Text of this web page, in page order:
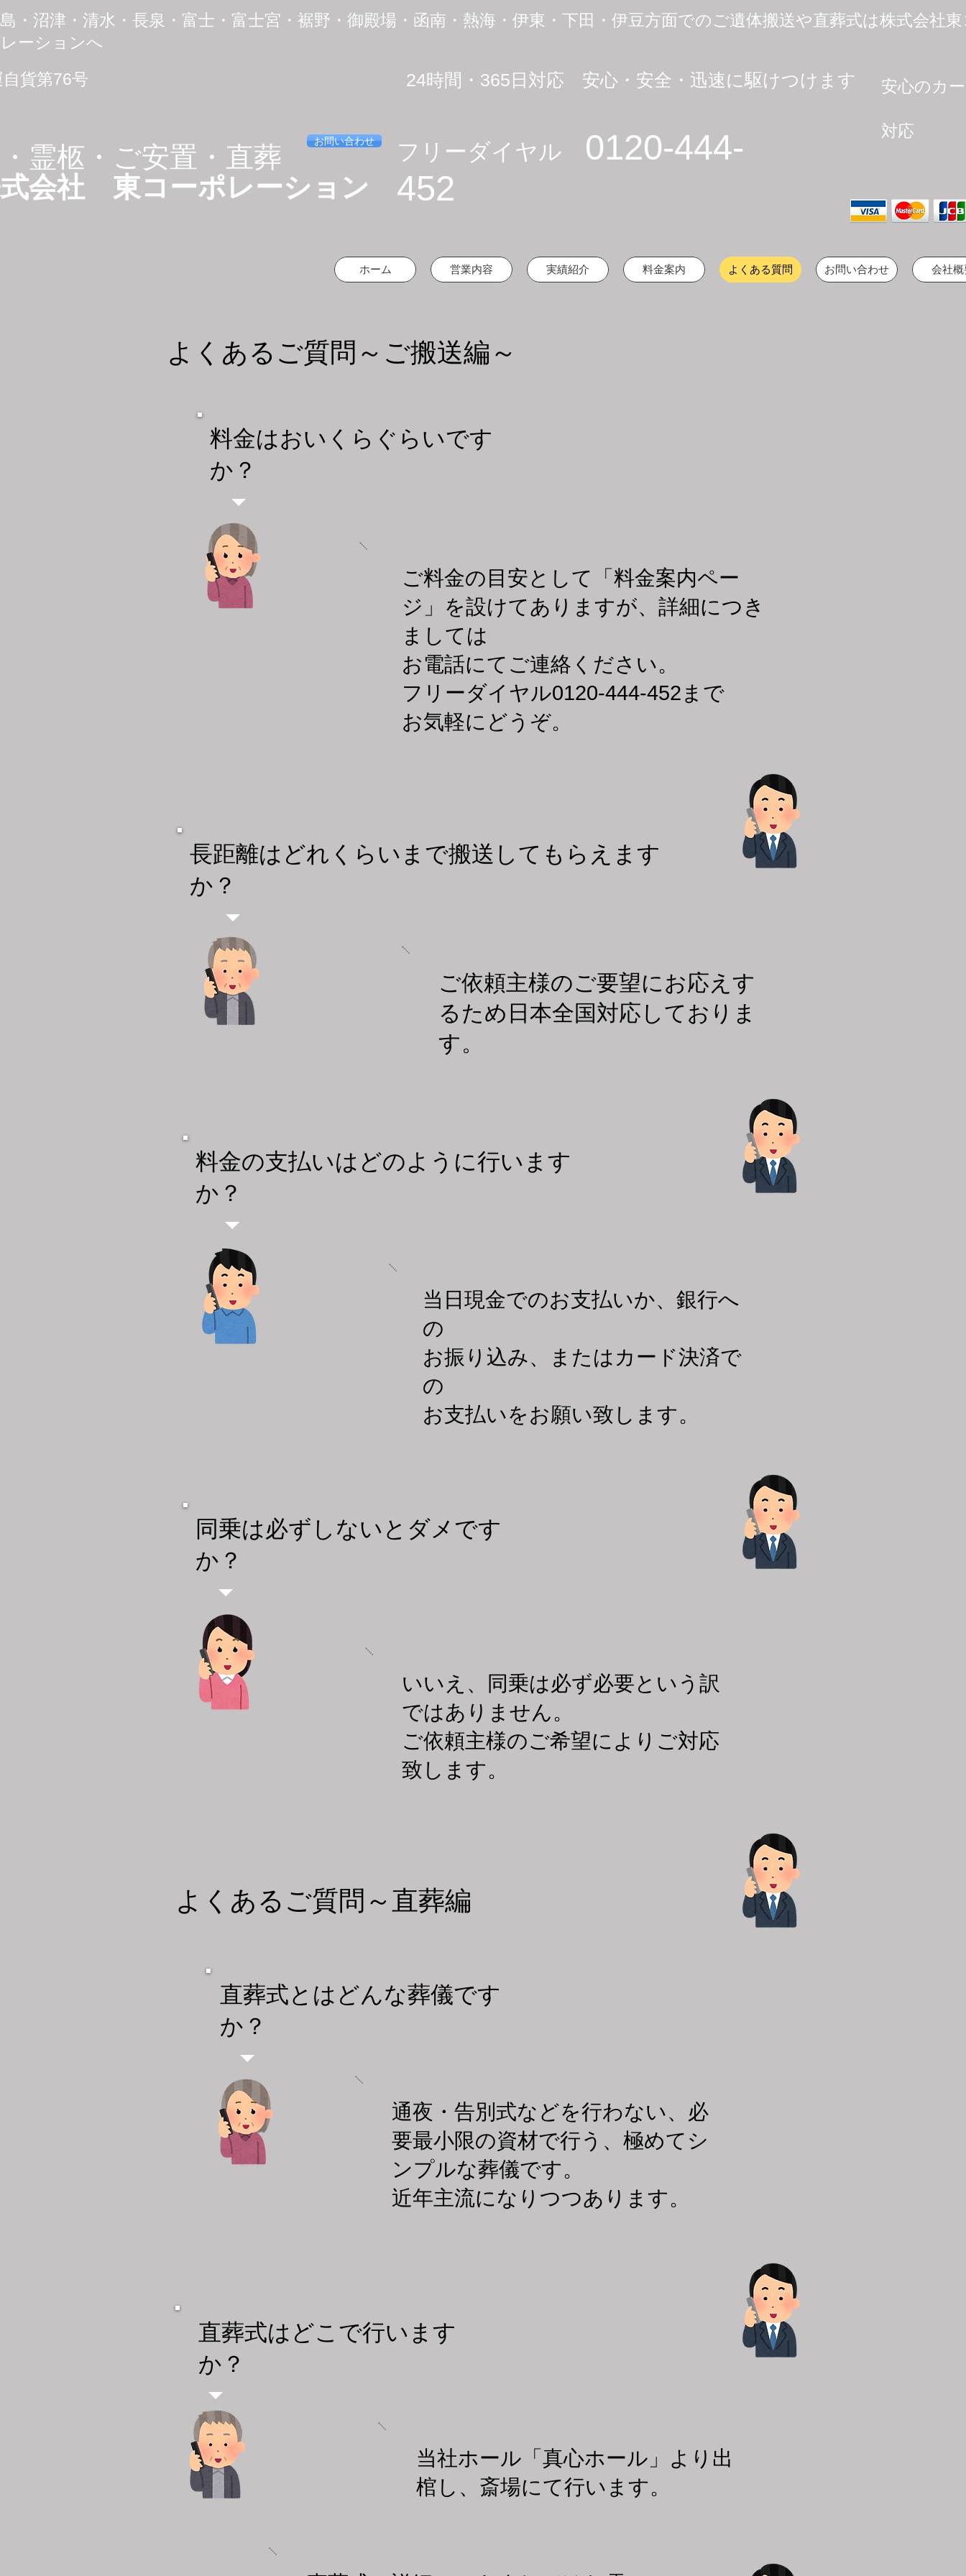
・沼津・清水・長泉・富士・富士宮・裾野・御殿場・函南・熱海・伊東・下田・伊豆方面でのご遺体搬送や直葬式は株式会社
ーションへ
貨第76号
​24時間・365日対応 安心・安全・迅速に駆けつけます
安心のカ
対応
霊柩・ご安置・直葬
会社 東コーポレーション
お問い合わせ ​フリーダイヤル 0120-444-
452
ホーム 営業内容 実績紹介 料金案内 よくある質問 お問い合わせ 会社概
​よくあるご質問～ご搬送編～
料金はおいくらぐらいです
か ​？
ご料金の目安として「料金案内ペー
ジ」を設けてありますが、詳細につき
ましては
お電話にてご連絡ください。
​フリーダイヤル0120-444-452まで
お気軽にどうぞ。
​長距離はどれくらいまで搬送してもらえます
か？
​ご依頼主様のご要望にお応えす
るため日本全国対応しておりま
す。
​料金の支払いはどのように行います
か？
​当日現金でのお支払いか、銀行へ
の
お振り込み、またはカード決済で
の
お支払いをお願い致します。
​同乗は必ずしないとダメです
か？
​いいえ、同乗は必ず必要という訳
ではありません。
ご依頼主様のご希望によりご対応
​致します。
​よくあるご質問～直葬編
​直葬式とはどんな葬儀です
か？
​通夜・告別式などを行わない、必
要最小限の資材で行う、極めてシ
ンプルな葬儀です。
​近年主流になりつつあります。
​直葬式はどこで行います
か？
当社ホール「真心ホール」より出
棺し、斎場にて行います。